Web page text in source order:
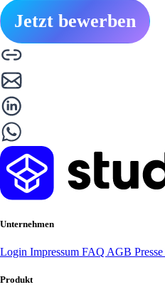
Jetzt bewerben
Unternehmen
Login Impressum FAQ AGB Presse
Produkt